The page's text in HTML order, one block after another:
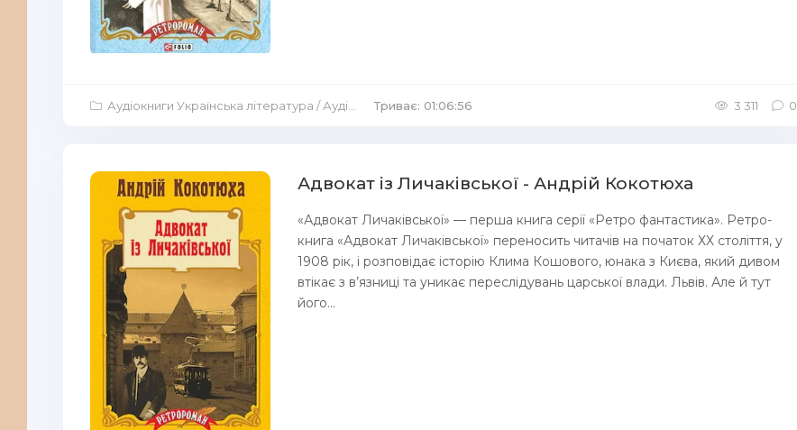
Аудіокниги Українська література /Аудіокниги Аудіо-вистави Триває: 01:06:56 3 311 0
Адвокат із Личаківської - Андрій Кокотюха
«Адвокат Личаківської» — перша книга серії «Ретро фантастика». Ретро-
книга «Адвокат Личаківської» переносить читачів на початок ХХ століття, у
1908 рік, і розповідає історію Клима Кошового, юнака з Києва, який дивом
втікає з в’язниці та уникає переслідувань царської влади. Львів. Але й тут
його...